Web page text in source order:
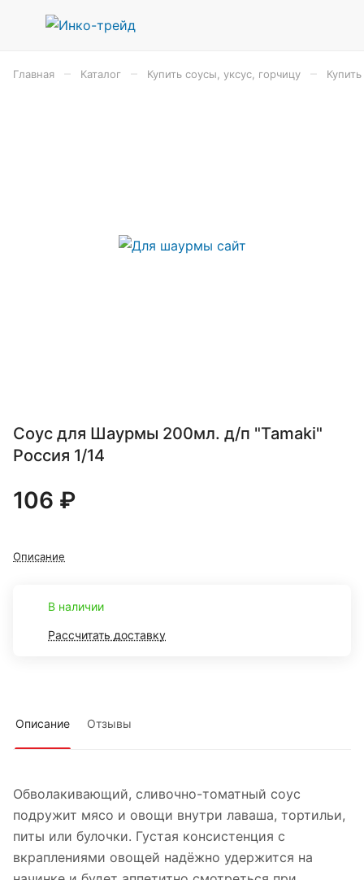
Главная Каталог Купить соусы, уксус, горчицу
Соус для Шаурмы 200мл. д/п "Tamaki"
Россия 1/14
106 ₽
Описание
В наличии
Рассчитать доставку
Описание Отзывы
Обволакивающий, сливочно-томатный соус
подружит мясо и овощи внутри лаваша, тортильи,
питы или булочки. Густая консистенция с
вкраплениями овощей надёжно удержится на